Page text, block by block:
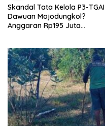
Skandal Tata Kelola P3-TGAI
Dawuan Mojodungkol?
Anggaran Rp195 Juta
Swakelola Petani